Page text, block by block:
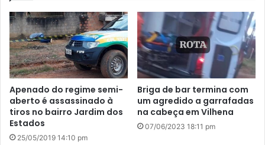
Apenado do regime semi-
aberto é assassinado à
tiros no bairro Jardim dos
Estados
25/05/2019 14:10 pm
Briga de bar termina com
um agredido a garrafadas
na cabeça em Vilhena
07/06/2023 18:11 pm